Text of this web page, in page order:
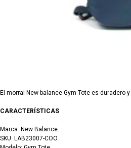
El morral New balance Gym Tote es
CARACTERÍSTICAS
Marca: New Balance.
SKU: LAB23007-COO.